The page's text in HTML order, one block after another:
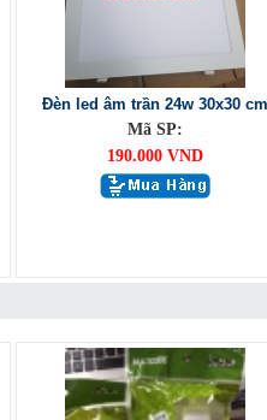
Đèn led âm trần 24w 30x30 cm
Mã SP:
190.000 VND